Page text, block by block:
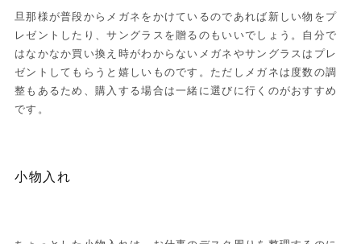
旦那様が普段からメガネをかけているのであれば新しい物をプ
レゼントしたり、サングラスを贈るのもいいでしょう。自分で
はなかなか買い換え時がわからないメガネやサングラスはプレ
ゼントしてもらうと嬉しいものです。ただしメガネは度数の調
整もあるため、購入する場合は一緒に選びに行くのがおすすめ
です。
小物入れ